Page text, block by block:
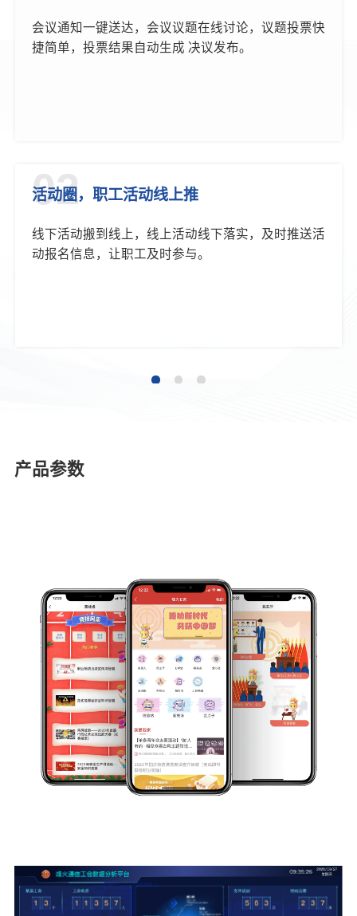
会议通知一键送达，会议议题在线讨论，议题投票快
捷简单，投票结果自动生成 决议发布。
02
活动圈，职工活动线上推
线下活动搬到线上，线上活动线下落实，及时推送活
动报名信息，让职工及时参与。
产品参数